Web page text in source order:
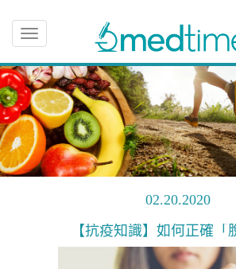
Toggle
navigation
02.20.2020
【抗疫知識】如何正確「